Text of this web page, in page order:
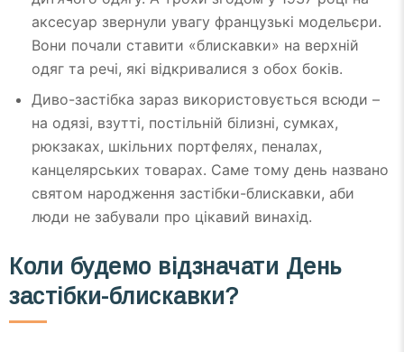
аксесуар звернули увагу французькі модельєри.
Вони почали ставити «блискавки» на верхній
одяг та речі, які відкривалися з обох боків.
Диво-застібка зараз використовується всюди –
на одязі, взутті, постільній білизні, сумках,
рюкзаках, шкільних портфелях, пеналах,
канцелярських товарах. Саме тому день названо
святом народження застібки-блискавки, аби
люди не забували про цікавий винахід.
Коли будемо відзначати День
застібки-блискавки?